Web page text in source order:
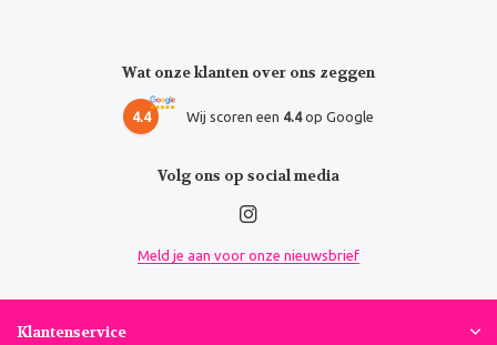
Wat onze klanten over ons zeggen
4.4 Wij scoren een 4.4op Google
Volg ons op social media
Meld je aan voor onze nieuwsbrief
Klantenservice